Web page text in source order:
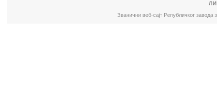
Званични веб-сајт Републичког